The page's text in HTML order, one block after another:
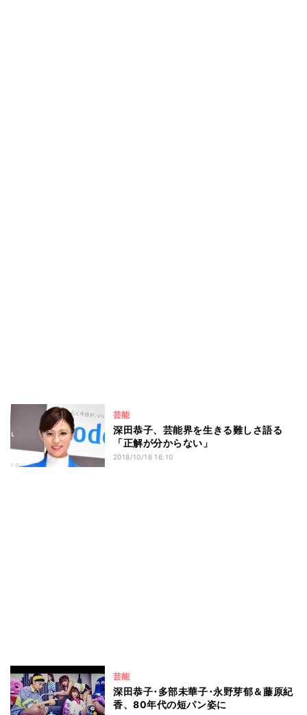
芸能
深田恭子、芸能界を生きる難しさ語る
「正解が分からない」
2018/10/16 16:10
芸能
深田恭子･多部未華子･永野芽郁＆藤原紀
香、80年代の短パン姿に